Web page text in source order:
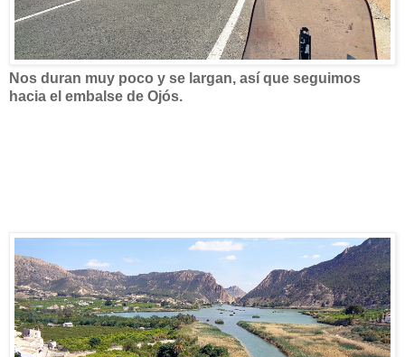
Nos duran muy poco y se largan, así que seguimos
hacia el embalse de Ojós.